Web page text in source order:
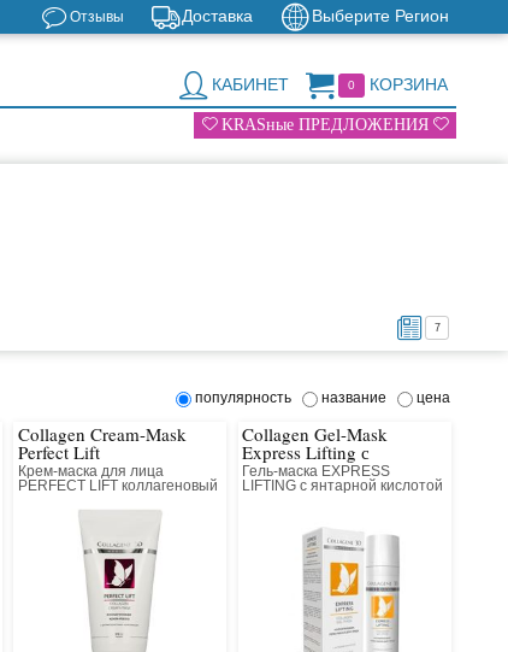
Выберите Регион
Доставка
Отзывы
0 КОРЗИНА
КАБИНЕТ
KRASные ПРЕДЛОЖЕНИЯ
7
популярность название цена
Collagen Cream-Mask
Perfect Lift
Крем-маска для лица
PERFECT LIFT коллагеновый
компонентом
Collagen Gel-Mask
Express Lifting с
янтарной кислотой
Гель-маска EXPRESS
LIFTING с янтарной кислотой